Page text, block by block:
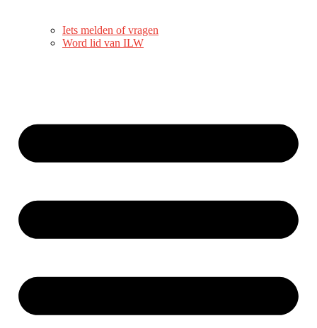
Iets melden of vragen
Word lid van ILW